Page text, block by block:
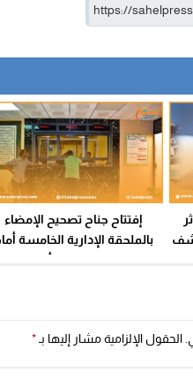
إفتتاح جناح تصحيح الإمضاء
بالملحقة الإدارية الخامسة
الحقول الإلزامية مشار إليها بـ *